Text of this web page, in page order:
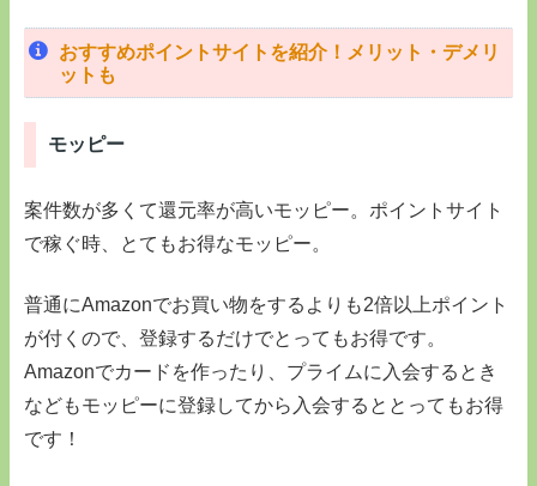
おすすめポイントサイトを紹介！メリット・デメリ
ットも
モッピー
案件数が多くて還元率が高いモッピー。ポイントサイト
で稼ぐ時、とてもお得なモッピー。
普通にAmazonでお買い物をするよりも2倍以上ポイント
が付くので、登録するだけでとってもお得です。
Amazonでカードを作ったり、プライムに入会するとき
などもモッピーに登録してから入会するととってもお得
です！